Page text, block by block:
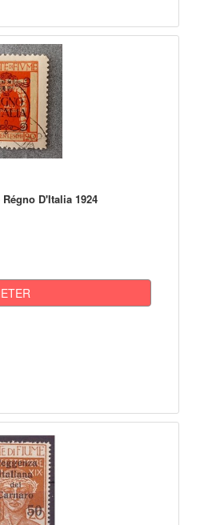
D'Italia 1924